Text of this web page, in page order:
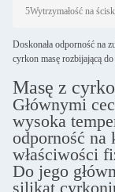
5Wytrzymałość na
Doskonała odporność na
cyrkon masę rozbijającą
Masę z
Głównymi
wysoka
odporność na
właściwości
Do jego
silikat